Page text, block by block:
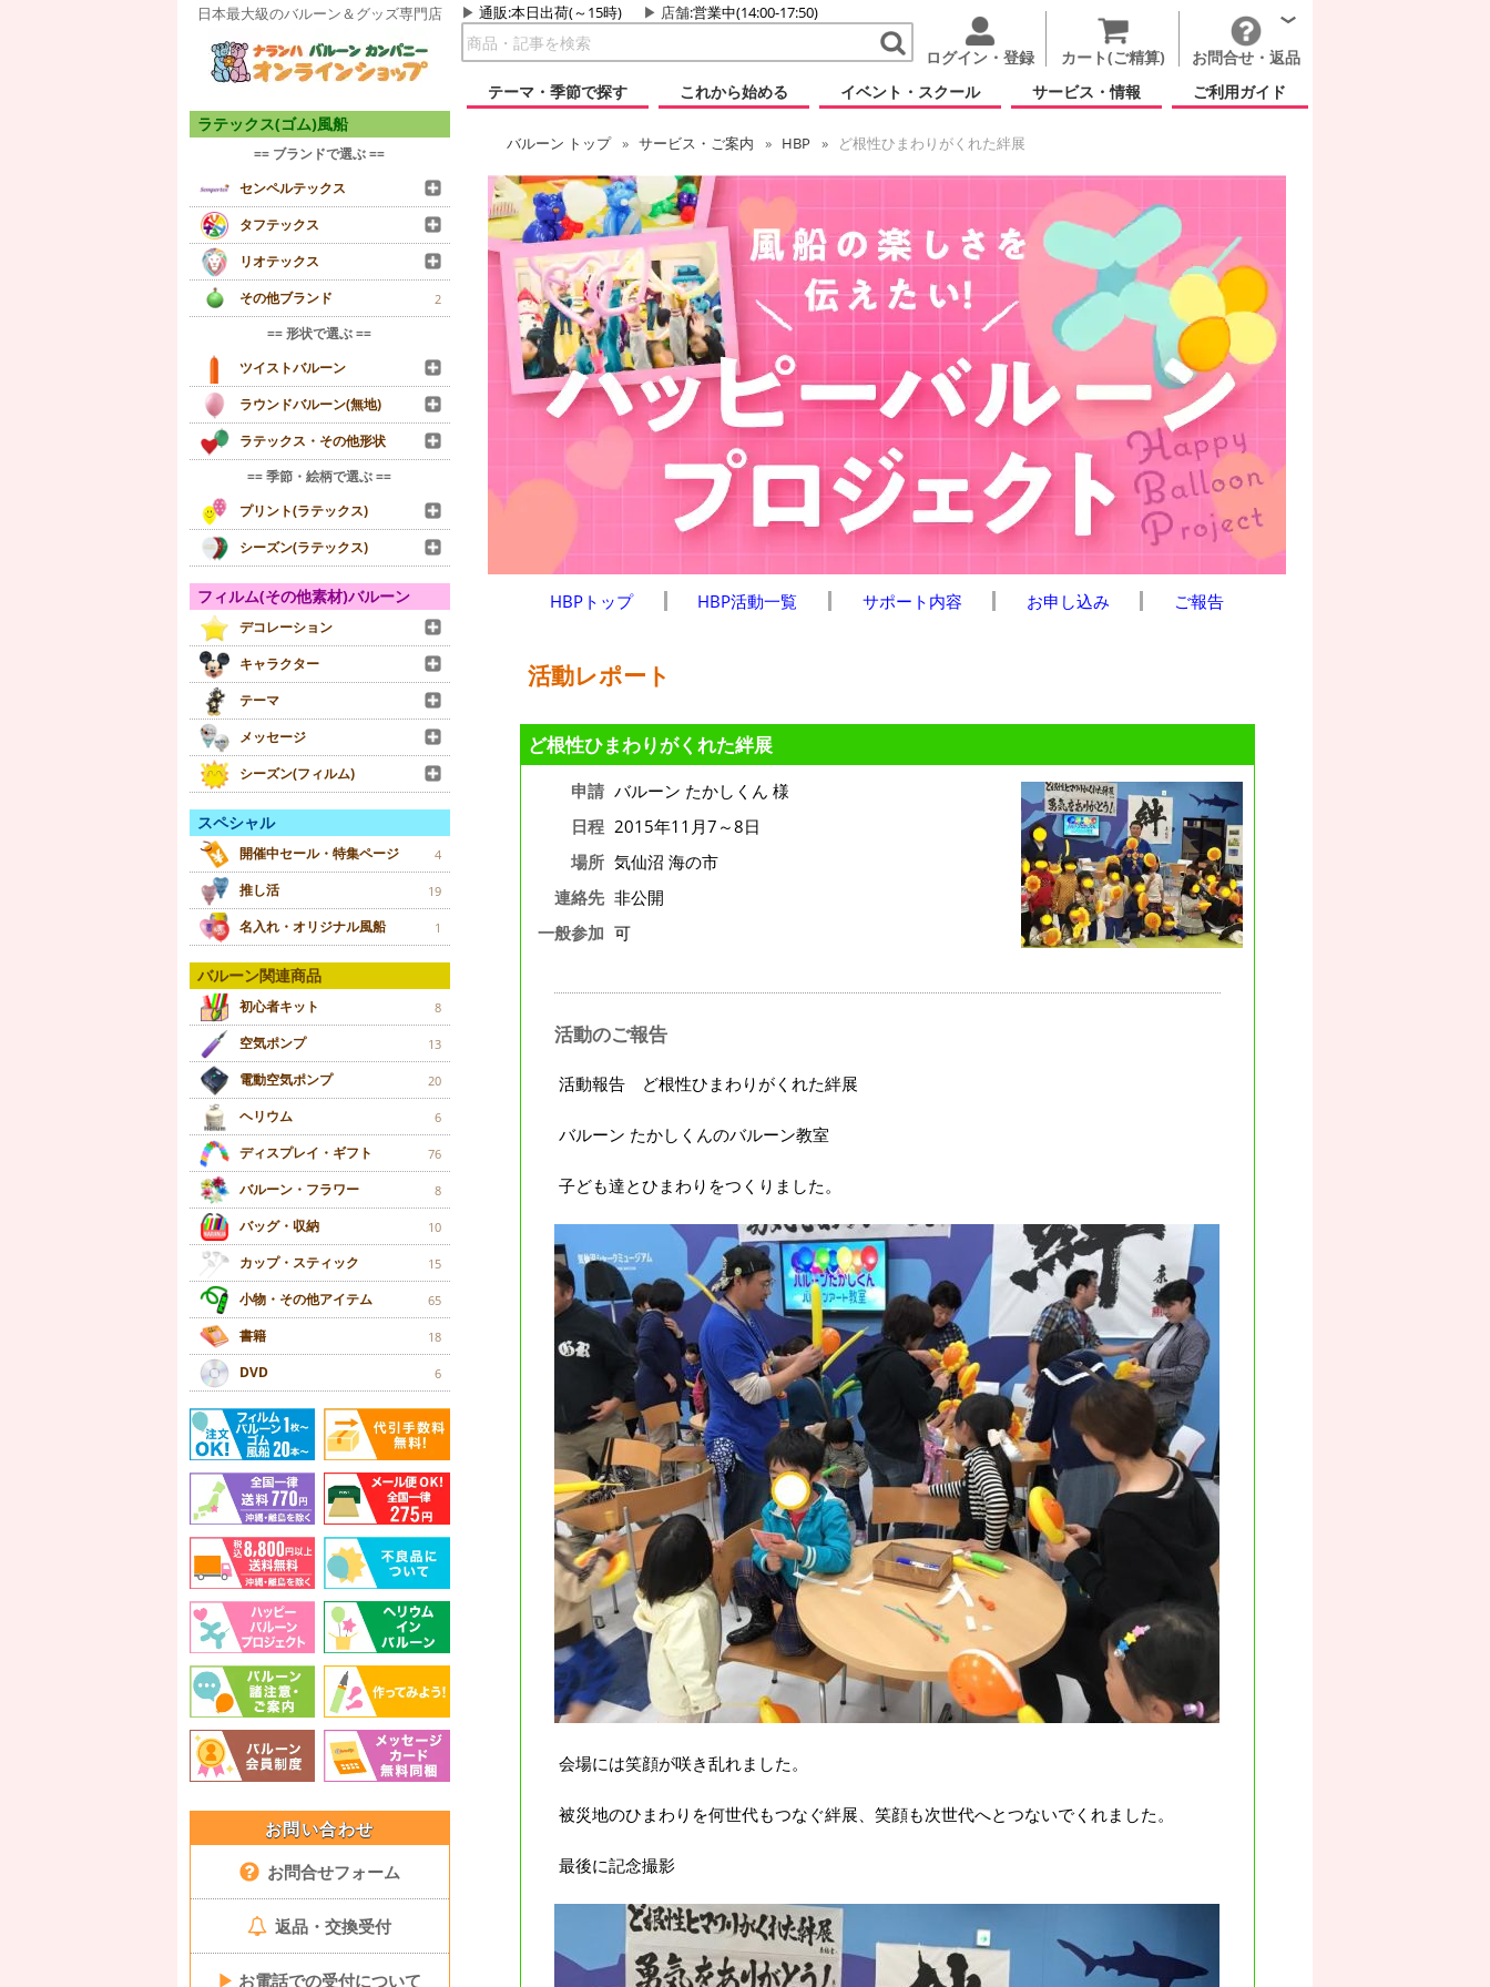
日本最大級のバルーン＆グッズ専門店 通販:本日出荷(～15時) 店舗:営業中(14:00-17:50)
ログイン・登録 カート(ご精算)
お問合せ・返品
テーマ・季節で探す
これから始める イベント・スクール サービス・情報 ご利用ガイド
ラテックス(ゴム)風船
== ブランドで選ぶ ==
センペルテックス
タフテックス
リオテックス
その他ブランド
2
== 形状で選ぶ ==
ツイストバルーン
ラウンドバルーン(無地)
ラテックス・その他形状
== 季節・絵柄で選ぶ ==
プリント(ラテックス)
シーズン(ラテックス)
フィルム(その他素材)バルーン
デコレーション
キャラクター
テーマ
メッセージ
シーズン(フィルム)
スペシャル
開催中セール・特集ページ 4
推し活 19
名入れ・オリジナル風船 1
バルーン関連商品
初心者キット 8
空気ポンプ 13
電動空気ポンプ 20
ヘリウム 6
ディスプレイ・ギフト 76
バルーン・フラワー 8
バッグ・収納 10
カップ・スティック 15
小物・その他アイテム 65
書籍 18
DVD 6
お問い合わせ
お問合せフォーム
返品・交換受付
▶ お電話での受付について
バルーン トップ サービス・ご案内 HBP ど根性ひまわりがくれた絆展
HBPトップ HBP活動一覧 サポート内容 お申し込み ご報告
活動レポート
ど根性ひまわりがくれた絆展
申請 バルーン たかしくん 様
日程 2015年11月7～8日
場所 気仙沼 海の市
連絡先 非公開
一般参加 可
活動のご報告
活動報告 ど根性ひまわりがくれた絆展
バルーン たかしくんのバルーン教室
子ども達とひまわりをつくりました。
会場には笑顔が咲き乱れました。
被災地のひまわりを何世代もつなぐ絆展、笑顔も次世代へとつないでくれました。
最後に記念撮影